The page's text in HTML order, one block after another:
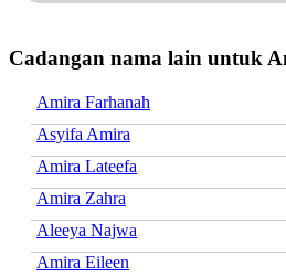
Cadangan nama lain untuk
Amira Farhanah
Asyifa Amira
Amira Lateefa
Amira Zahra
Aleeya Najwa
Amira Eileen